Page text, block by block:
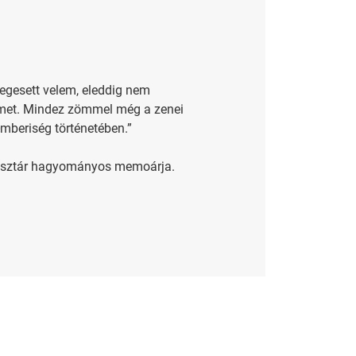
velem, eleddig nem
Mindez zömmel még a zenei
történetében.”
hagyományos memoárja.